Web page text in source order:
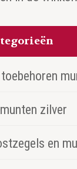
zilver
en